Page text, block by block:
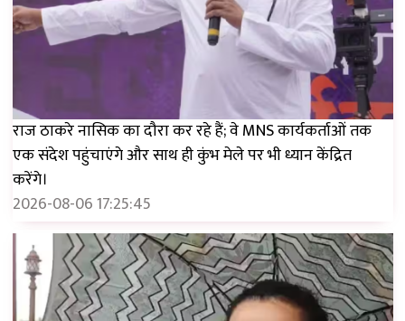
राज ठाकरे नासिक का दौरा कर रहे हैं; वे MNS कार्यकर्ताओं तक
एक संदेश पहुंचाएंगे और साथ ही कुंभ मेले पर भी ध्यान केंद्रित
करेंगे।
2026-08-06 17:25:45